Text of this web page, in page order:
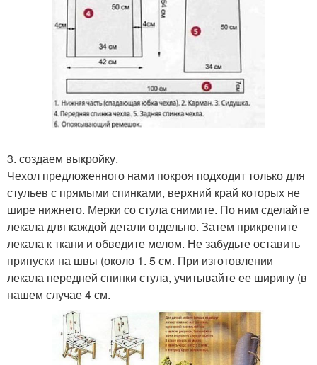
3. создаем выкройку.
Чехол предложенного нами покроя подходит только для
стульев с прямыми спинками, верхний край которых не
шире нижнего. Мерки со стула снимите. По ним сделайте
лекала для каждой детали отдельно. Затем прикрепите
лекала к ткани и обведите мелом. Не забудьте оставить
припуски на швы (около 1. 5 см. При изготовлении
лекала передней спинки стула, учитывайте ее ширину (в
нашем случае 4 см.